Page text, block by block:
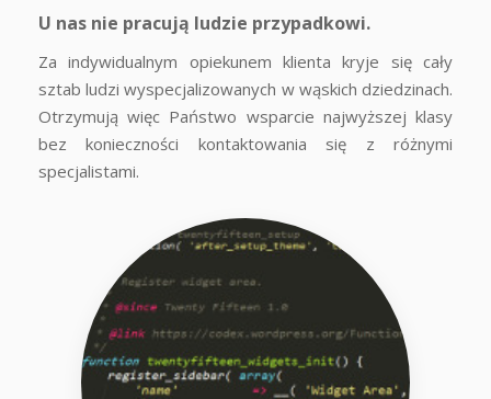
U nas nie pracują ludzie przypadkowi.
Za indywidualnym opiekunem klienta kryje się cały
sztab ludzi wyspecjalizowanych w wąskich dziedzinach.
Otrzymują więc Państwo wsparcie najwyższej klasy
bez konieczności kontaktowania się z różnymi
specjalistami.